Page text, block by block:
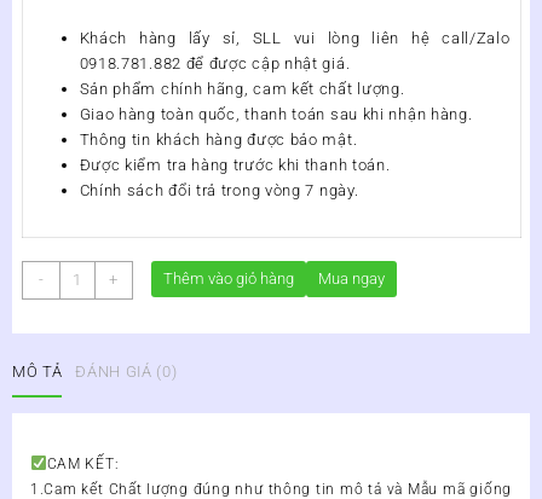
Khách hàng lấy sỉ, SLL vui lòng liên hệ call/Zalo
0918.781.882 để được cập nhật giá.
Sản phẩm chính hãng, cam kết chất lượng.
Giao hàng toàn quốc, thanh toán sau khi nhận hàng.
Thông tin khách hàng được bảo mật.
Được kiểm tra hàng trước khi thanh toán.
Chính sách đổi trả trong vòng 7 ngày.
-
Sữa
Bột
Care
Lon
+ Thêm vào giỏ hàng Mua ngay
MÔ TẢ ĐÁNH GIÁ (0)
CAM KẾT:
1.Cam kết Chất lượng đúng như thông tin mô tả và Mẫu mã giống